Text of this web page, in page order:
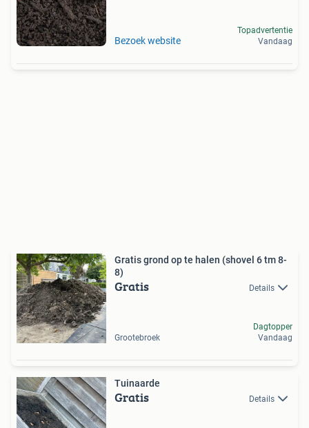
Bezoek website
Topadvertentie
Vandaag
Gratis grond op te halen (shovel 6 tm 8-
8)
Gratis Details
Grootebroek
Dagtopper
Vandaag
Tuinaarde
Gratis Details